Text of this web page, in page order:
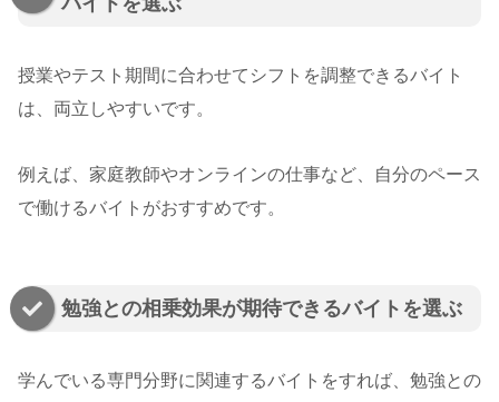
授業やテスト期間に合わせてシフトを調整できるバイト
は、両立しやすいです。
例えば、家庭教師やオンラインの仕事など、自分のペース
で働けるバイトがおすすめです。
勉強との相乗効果が期待できるバイトを選ぶ
学んでいる専門分野に関連するバイトをすれば、勉強との